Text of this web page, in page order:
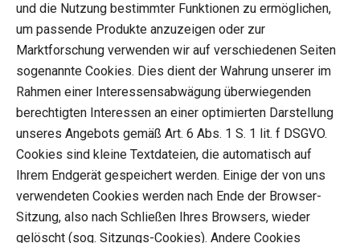
und die Nutzung bestimmter Funktionen zu ermöglichen,
um passende Produkte anzuzeigen oder zur
Marktforschung verwenden wir auf verschiedenen Seiten
sogenannte Cookies. Dies dient der Wahrung unserer im
Rahmen einer Interessensabwägung überwiegenden
berechtigten Interessen an einer optimierten Darstellung
unseres Angebots gemäß Art. 6 Abs. 1 S. 1 lit. f DSGVO.
Cookies sind kleine Textdateien, die automatisch auf
Ihrem Endgerät gespeichert werden. Einige der von uns
verwendeten Cookies werden nach Ende der Browser-
Sitzung, also nach Schließen Ihres Browsers, wieder
gelöscht (sog. Sitzungs-Cookies). Andere Cookies